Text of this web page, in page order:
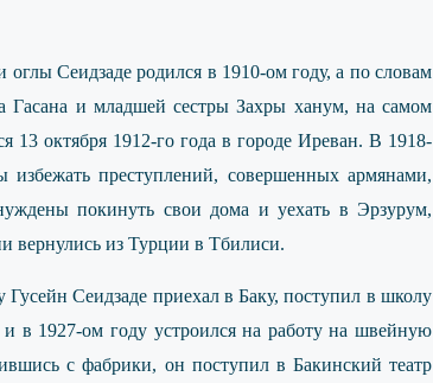
Сеидзаде родился в 1910-ом году, а по словам
Гасана и младшей сестры Захры ханум, на самом
13 октября 1912-го года в городе Иреван. В 1918-
избежать преступлений, совершенных армянами,
покинуть свои дома и уехать в Эрзурум,
вернулись из Турции в Тбилиси.
Гусейн Сеидзаде приехал в Баку, поступил в школу
и в 1927-ом году устроился на работу на швейную
с фабрики, он поступил в Бакинский театр